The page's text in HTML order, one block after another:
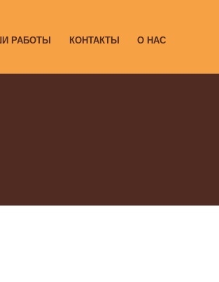
РАБОТЫ КОНТАКТЫ О НАС